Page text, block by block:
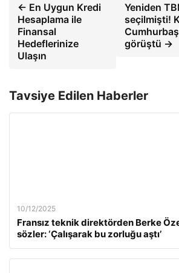
← En Uygun Kredi
Hesaplama ile
Finansal
Hedeflerinize
Ulaşın
Yeniden
seçilmişti!
görüştü →
Tavsiye Edilen Haberler
10/12/2025
Fransız teknik direktörden Berke
sözler: ‘Çalışarak bu zorluğu aştı’